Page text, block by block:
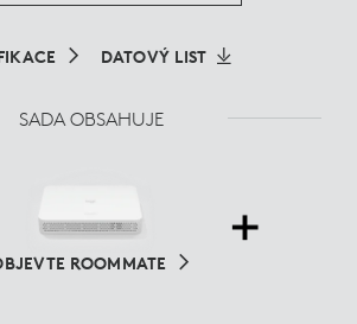
DATOVÝ LIST
SADA OBSAHUJE
ROOMMATE